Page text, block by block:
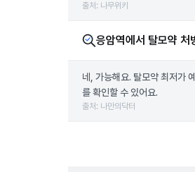
출처: 나무위키
응암역에서 탈모약 처
네, 가능해요. 탈모약 최저가
를 확인할 수 있어요.
출처: 나만의닥터